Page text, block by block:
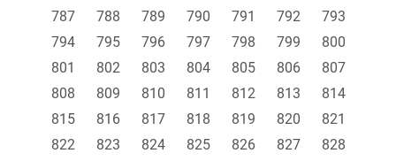
787
788 789 790 791 792
793
794
795 796 797 798 799
800
801
802 803 804 805 806
807
808
809 810 811 812 813
814
815
816 817 818 819 820
821
822
823 824 825 826 827
828